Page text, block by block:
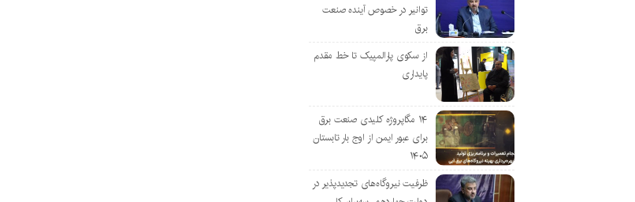
توانیر در خصوص آینده صنعت
برق
از سکوی پارالمپیک تا خط مقدم
پایداری
۱۴ مگاپروژه‌ کلیدی صنعت برق
برای عبور ایمن از اوج بار تابستان
۱۴۰۵
ظرفیت نیروگاه‌های تجدیدپذیر در